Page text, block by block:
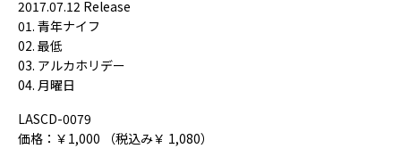
2017.07.12 Release
01. 青年ナイフ
02. 最低
03. アルカホリデー
04. 月曜日
LASCD-0079
価格：￥1,000 （税込み￥ 1,080）